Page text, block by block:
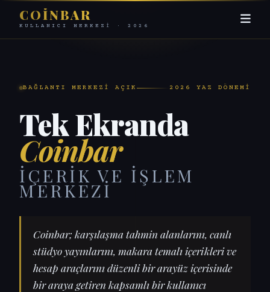
COINBAR
KULLANICI MERKEZI · 2026
BAĞLANTI MERKEZI AÇIK 2026 YAZ DÖNEMI
Tek Ekranda
Coinbar
İÇERIK VE İŞLEM
MERKEZI
Coinbar; karşılaşma tahmin alanlarını, canlı
stüdyo yayınlarını, makara temalı içerikleri ve
hesap araçlarını düzenli bir arayüz içerisinde
bir araya getiren kapsamlı bir kullanıcı